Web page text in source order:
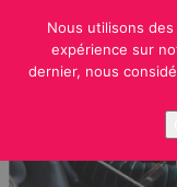
content
Nous utilisons
expérience sur
dernier, nous